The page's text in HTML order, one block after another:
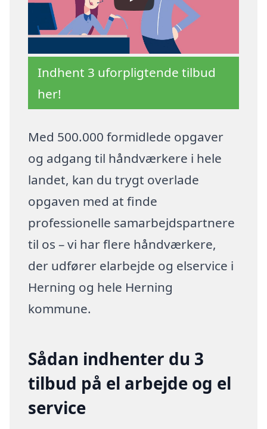
Indhent 3 uforpligtende tilbud
her!
Med 500.000 formidlede opgaver
og adgang til håndværkere i hele
landet, kan du trygt overlade
opgaven med at finde
professionelle samarbejdspartnere
til os – vi har flere håndværkere,
der udfører elarbejde og elservice i
Herning og hele Herning
kommune.
Sådan indhenter du 3
tilbud på el arbejde og el
service